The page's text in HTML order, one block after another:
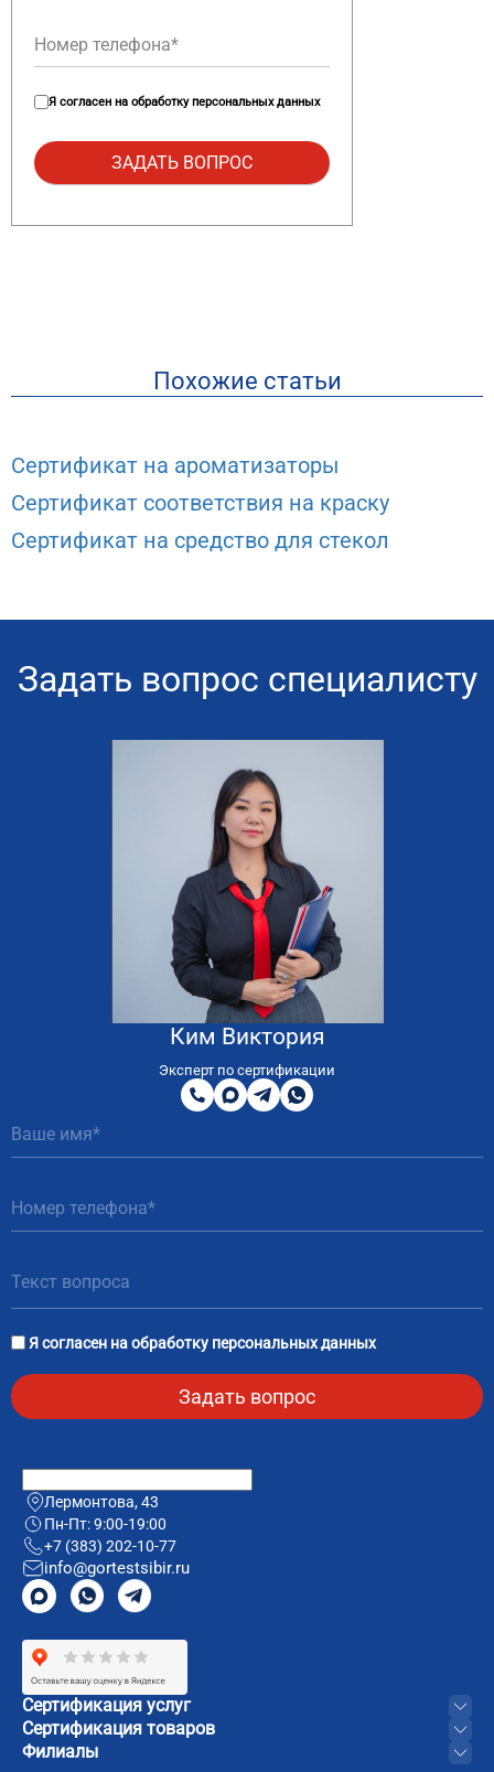
Я согласен на обработку персональных данных
Похожие статьи
Сертификат на ароматизаторы
Сертификат соответствия на краску
Сертификат на средство для стекол
Задать вопрос специалисту
Ким Виктория
Эксперт по сертификации
8
800
200
51
MAXTelegram
WhatsApp
Я согласен наобработку персональных данных
Сертификация услуг
Сертификация товаров
Филиалы
Лермонтова, 43
Пн-Пт: 9:00-19:00
+7 (383) 202-10-77
info@gortestsibir.ru